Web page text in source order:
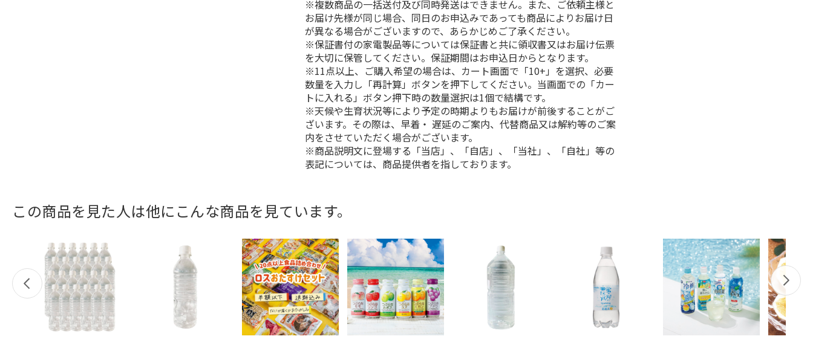
※複数商品の一括送付及び同時発送はできません。また、ご依頼主様と
お届け先様が同じ場合、同日のお申込みであっても商品によりお届け日
が異なる場合がございますので、あらかじめご了承ください。
※保証書付の家電製品等については保証書と共に領収書又はお届け伝票
を大切に保管してください。保証期間はお申込日からとなります。
※11点以上、ご購入希望の場合は、カート画面で「10+」を選択、必要
数量を入力し「再計算」ボタンを押下してください。当画面での「カー
トに入れる」ボタン押下時の数量選択は1個で結構です。
※天候や生育状況等により予定の時期よりもお届けが前後することがご
ざいます。その際は、早着・ 遅延のご案内、代替商品又は解約等のご案
内をさせていただく場合がございます。
※商品説明文に登場する「当店」、「自店」、「当社」、「自社」等の
表記については、商品提供者を指しております。
この商品を見た人は他にこんな商品を見ています。